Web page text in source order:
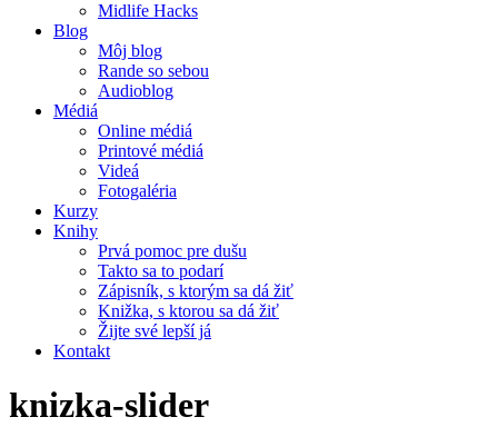
Midlife Hacks
Blog
Môj blog
Rande so sebou
Audioblog
Médiá
Online médiá
Printové médiá
Videá
Fotogaléria
Kurzy
Knihy
Prvá pomoc pre dušu
Takto sa to podarí
Zápisník, s ktorým sa dá žiť
Knižka, s ktorou sa dá žiť
Žijte své lepší já
Kontakt
knizka-slider